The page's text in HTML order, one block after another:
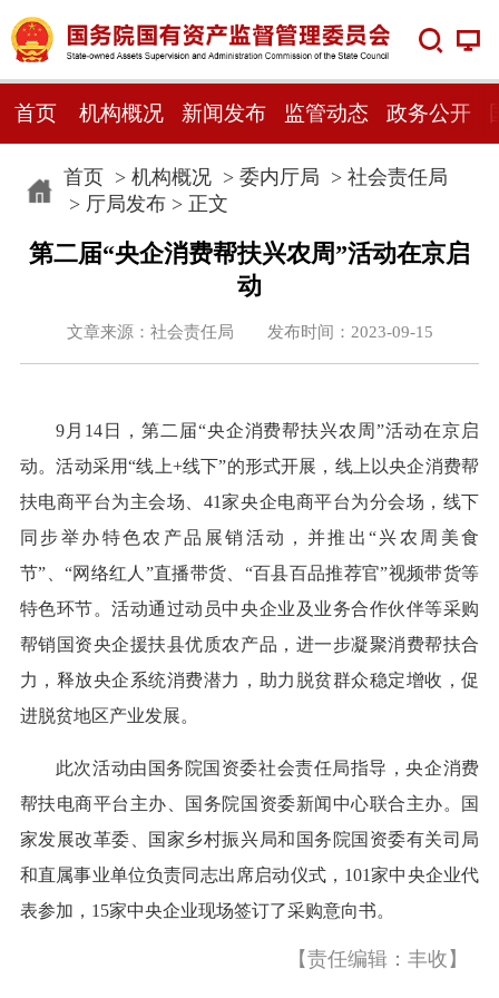
首页 机构概况 新闻发布 监管动态 政务公开
首页> 机构概况> 委内厅局 > 社会责任局
> 厅局发布> 正文
第二届“央企消费帮扶兴农周”活动在京启
动
文章来源：社会责任局 发布时间：2023-09-15
9月14日，第二届“央企消费帮扶兴农周”活动在京启
动。活动采用“线上+线下”的形式开展，线上以央企消费帮
扶电商平台为主会场、41家央企电商平台为分会场，线下
同步举办特色农产品展销活动，并推出“兴农周美食
节”、“网络红人”直播带货、“百县百品推荐官”视频带货等
特色环节。活动通过动员中央企业及业务合作伙伴等采购
帮销国资央企援扶县优质农产品，进一步凝聚消费帮扶合
力，释放央企系统消费潜力，助力脱贫群众稳定增收，促
进脱贫地区产业发展。
此次活动由国务院国资委社会责任局指导，央企消费
帮扶电商平台主办、国务院国资委新闻中心联合主办。国
家发展改革委、国家乡村振兴局和国务院国资委有关司局
和直属事业单位负责同志出席启动仪式，101家中央企业代
表参加，15家中央企业现场签订了采购意向书。
【责任编辑：丰收】